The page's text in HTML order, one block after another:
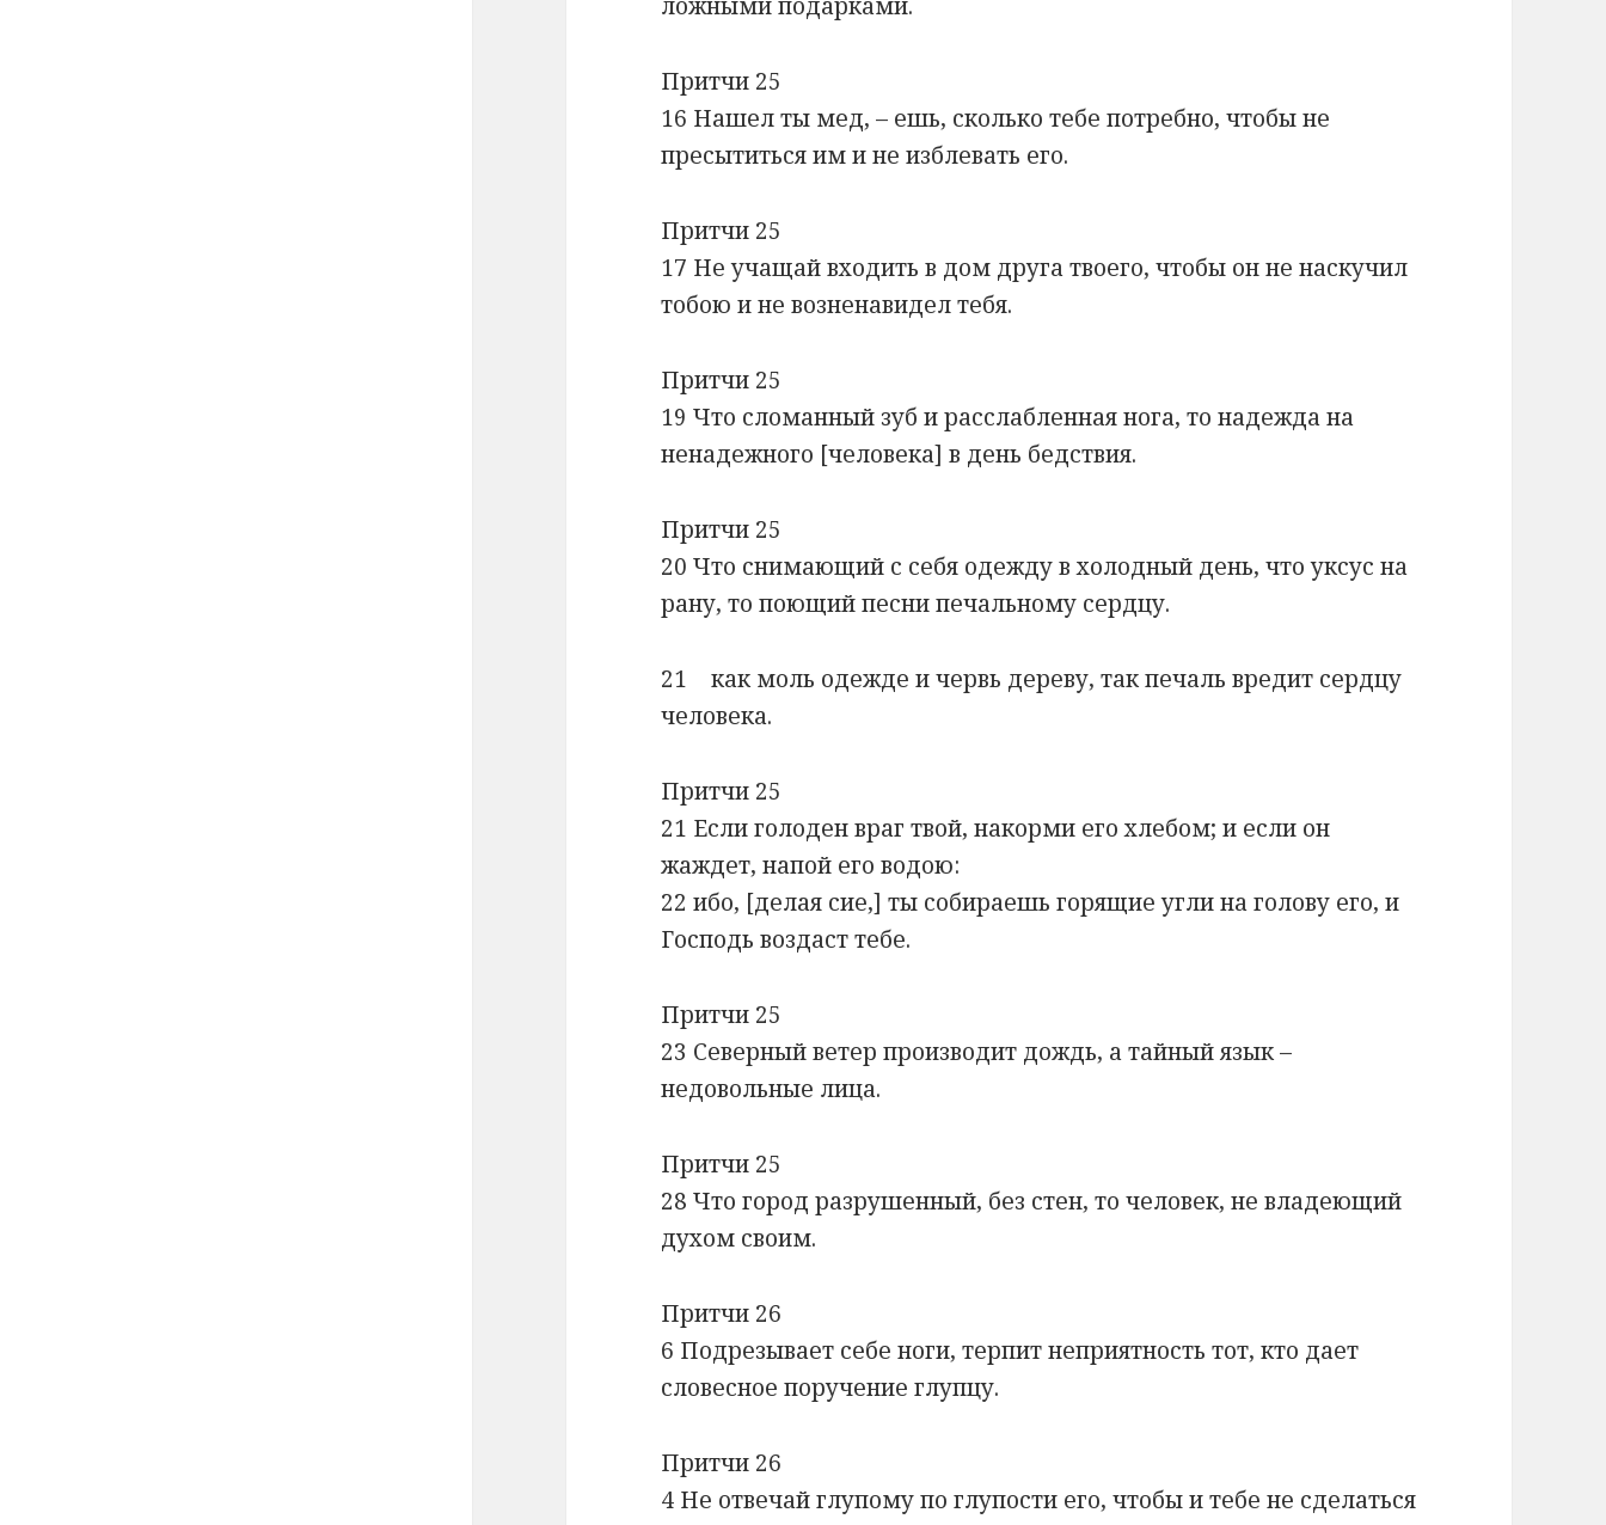
Притчи 25
16 Нашел ты мед, – ешь, сколько тебе потребно, чтобы не
пресытиться им и не изблевать его.
Притчи 25
17 Не учащай входить в дом друга твоего, чтобы он не наскучил
тобою и не возненавидел тебя.
Притчи 25
19 Что сломанный зуб и расслабленная нога, то надежда на
ненадежного [человека] в день бедствия.
Притчи 25
20 Что снимающий с себя одежду в холодный день, что уксус на
рану, то поющий песни печальному сердцу.
21 как моль одежде и червь дереву, так печаль вредит сердцу
человека.
Притчи 25
21 Если голоден враг твой, накорми его хлебом; и если он
жаждет, напой его водою:
22 ибо, [делая сие,] ты собираешь горящие угли на голову его, и
Господь воздаст тебе.
Притчи 25
23 Северный ветер производит дождь, а тайный язык –
недовольные лица.
Притчи 25
28 Что город разрушенный, без стен, то человек, не владеющий
духом своим.
Притчи 26
6 Подрезывает себе ноги, терпит неприятность тот, кто дает
словесное поручение глупцу.
Притчи 26
4 Не отвечай глупому по глупости его, чтобы и тебе не сделаться